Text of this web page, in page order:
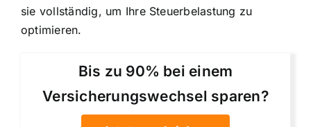
sie vollständig, um Ihre Steuerbelastung zu
optimieren.
Bis zu 90% bei einem
Versicherungswechsel sparen?